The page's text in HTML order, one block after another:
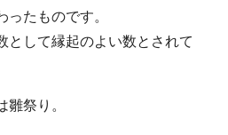
ったものです。
として縁起のよい数とされて
雛祭り。